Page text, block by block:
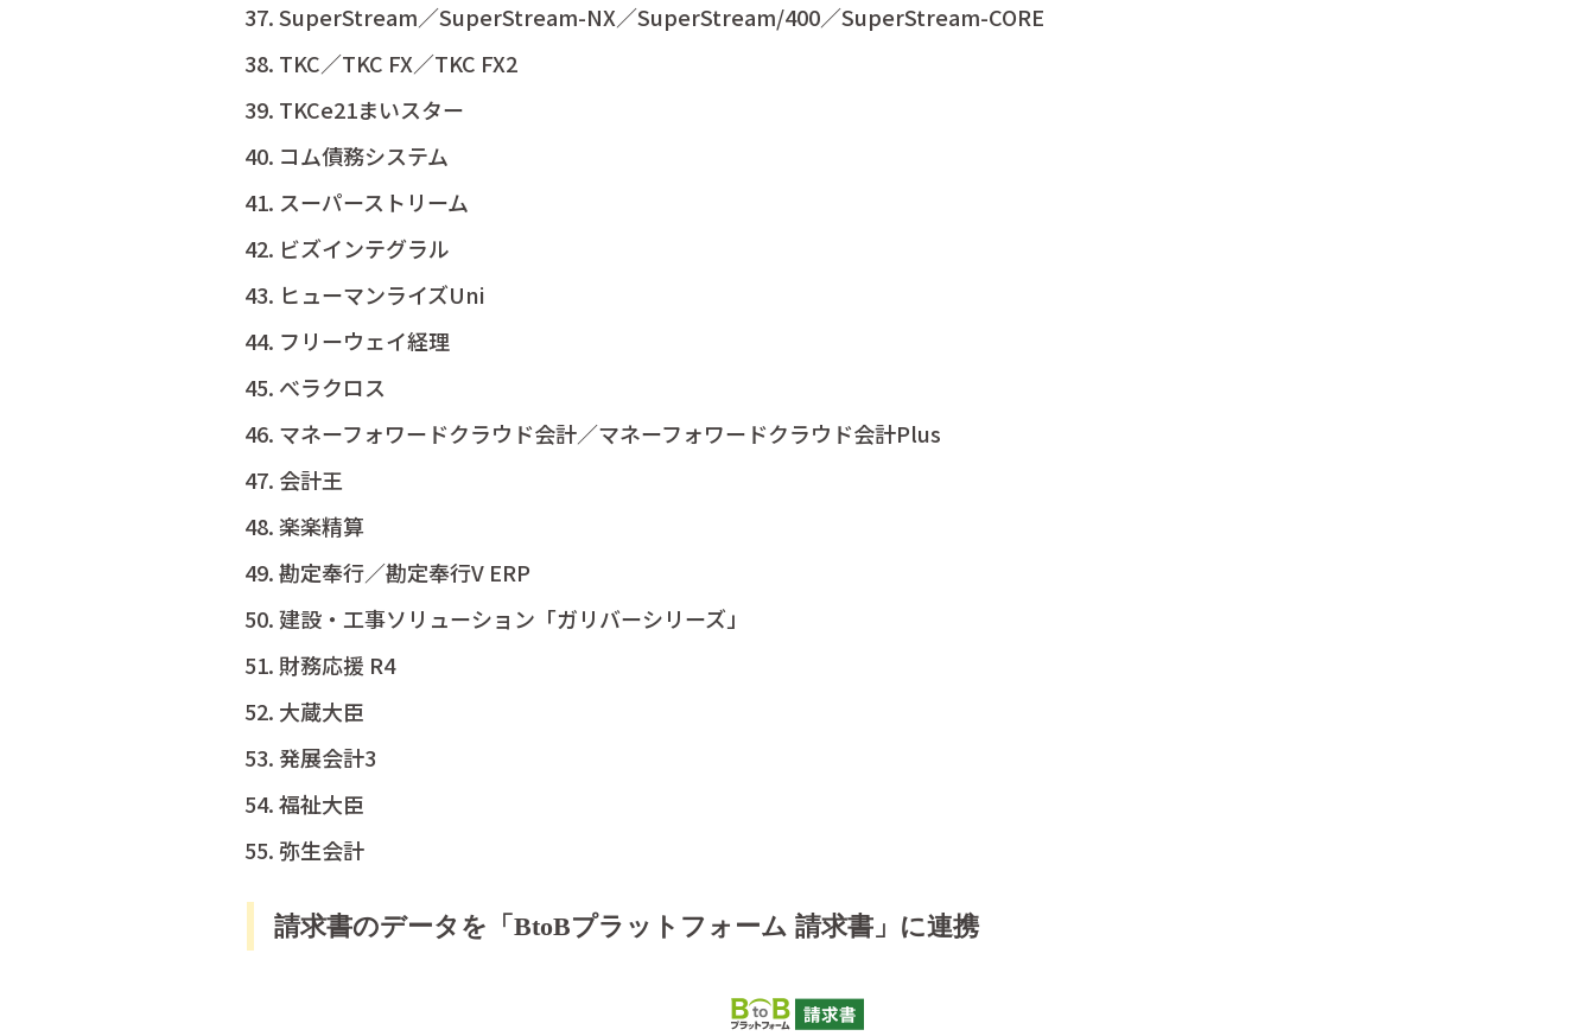
SuperStream／SuperStream-NX／SuperStream/400／SuperStream-CORE
TKC／TKC FX／TKC FX2
TKCe21まいスター
コム債務システム
スーパーストリーム
ビズインテグラル
ヒューマンライズUni
フリーウェイ経理
べラクロス
マネーフォワードクラウド会計／マネーフォワードクラウド会計Plus
会計王
楽楽精算
勘定奉行／勘定奉行V ERP
建設・工事ソリューション「ガリバーシリーズ」
財務応援 R4
大蔵大臣
発展会計3
福祉大臣
弥生会計
請求書のデータを「BtoBプラットフォーム 請求書」に連携